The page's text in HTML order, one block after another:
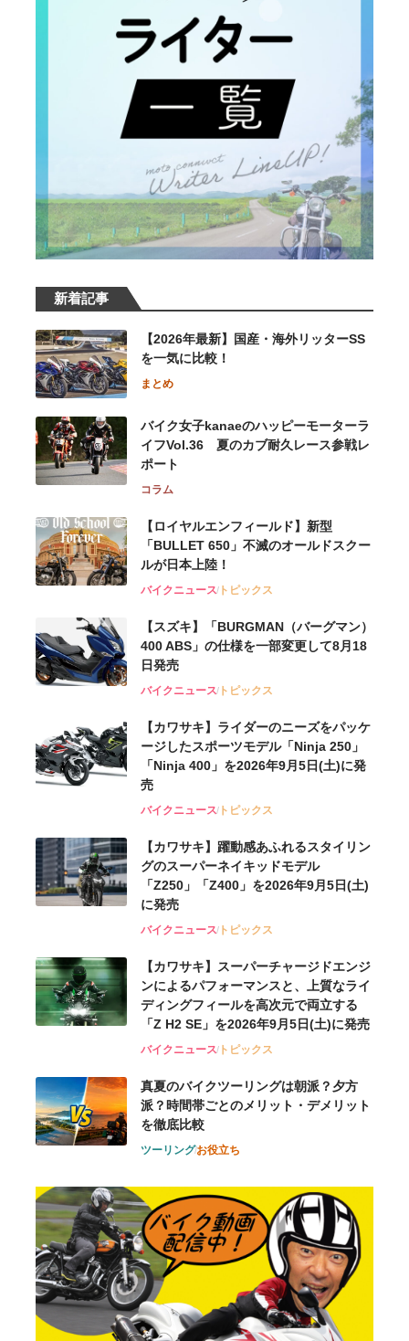
新着記事
【2026年最新】国産・海外リッターSS
を一気に比較！
まとめ
バイク女子kanaeのハッピーモーターラ
イフVol.36 夏のカブ耐久レース参戦レ
ポート
コラム
【ロイヤルエンフィールド】新型
「BULLET 650」不滅のオールドスクー
ルが⽇本上陸！
バイクニューストピックス
【スズキ】「BURGMAN（バーグマン）
400 ABS」の仕様を一部変更して8月18
日発売
バイクニューストピックス
【カワサキ】ライダーのニーズをパッケ
ージしたスポーツモデル「Ninja 250」
「Ninja 400」を2026年9月5日(土)に発
売
バイクニューストピックス
【カワサキ】躍動感あふれるスタイリン
グのスーパーネイキッドモデル
「Z250」「Z400」を2026年9月5日(土)
に発売
バイクニューストピックス
【カワサキ】スーパーチャージドエンジ
ンによるパフォーマンスと、上質なライ
ディングフィールを高次元で両立する
「Z H2 SE」を2026年9月5日(土)に発売
バイクニューストピックス
真夏のバイクツーリングは朝派？夕方
派？時間帯ごとのメリット・デメリット
を徹底比較
ツーリングお役立ち